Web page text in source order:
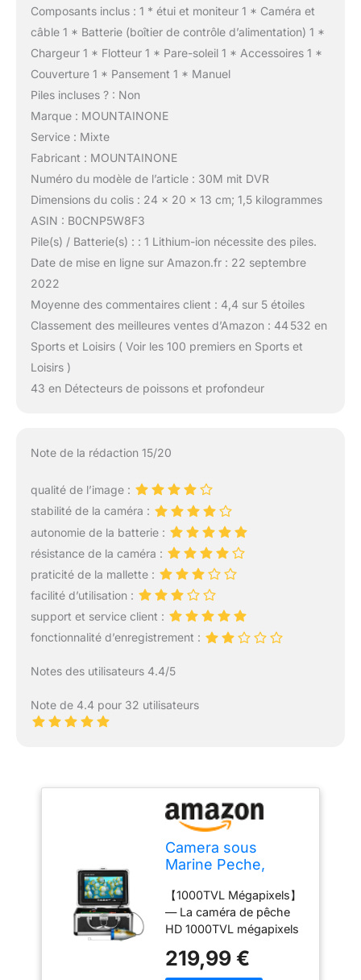
Composants inclus : 1 * étui et moniteur 1 * Caméra et
câble 1 * Batterie (boîtier de contrôle d’alimentation) 1 *
Chargeur 1 * Flotteur 1 * Pare-soleil 1 * Accessoires 1 *
Couverture 1 * Pansement 1 * Manuel
Piles incluses ? : Non
Marque : MOUNTAINONE
Service : Mixte
Fabricant : MOUNTAINONE
Numéro du modèle de l’article : 30M mit DVR
Dimensions du colis : 24 x 20 x 13 cm; 1,5 kilogrammes
ASIN : B0CNP5W8F3
Pile(s) / Batterie(s) : : 1 Lithium-ion nécessite des piles.
Date de mise en ligne sur Amazon.fr : 22 septembre
2022
Moyenne des commentaires client : 4,4 sur 5 étoiles
Classement des meilleures ventes d’Amazon : 44 532 en
Sports et Loisirs ( Voir les 100 premiers en Sports et
Loisirs )
43 en Détecteurs de poissons et profondeur
Note de la rédaction 15/20
qualité de l’image :
stabilité de la caméra :
autonomie de la batterie :
résistance de la caméra :
praticité de la mallette :
facilité d’utilisation :
support et service client :
fonctionnalité d’enregistrement :
Notes des utilisateurs 4.4/5
Note de 4.4 pour 32 utilisateurs
Camera sous
Marine Peche,
Appareil Photo Fish
Finder 1000TVL
Caméra étanche
Câble 15m pour
Pêche sur Glace, en
【1000TVL Mégapixels】
— La caméra de pêche
HD 1000TVL mégapixels
images, longueur de
219,99 €